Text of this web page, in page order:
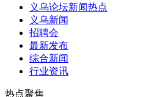
义乌论坛新闻热点
义乌新闻
招聘会
最新发布
综合新闻
行业资讯
热点聚焦